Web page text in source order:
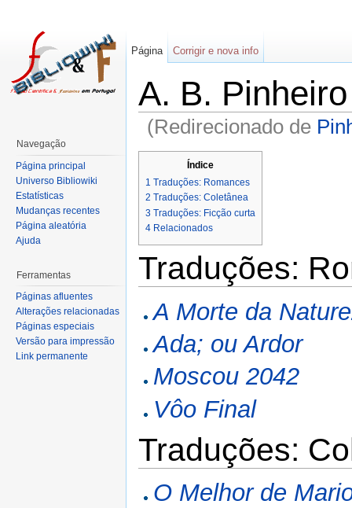
A. B.
(Redirecionado de
Índice
1 Traduções: Romances
2 Traduções: Coletânea
3 Traduções: Ficção curta
4 Relacionados
Traduções:
A Morte da
Ada; ou Ardor
Moscou 2042
Vôo Final
Traduções:
O Melhor de
Página Corrigir e nova info
Navegação
Página principal
Universo Bibliowiki
Estatísticas
Mudanças recentes
Página aleatória
Ajuda
Ferramentas
Páginas afluentes
Alterações relacionadas
Páginas especiais
Versão para impressão
Link permanente